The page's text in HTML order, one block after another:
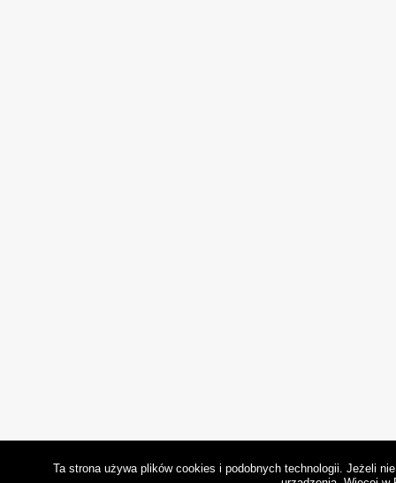
Ta strona używa plików cookies i podobnych technologii. Jeżeli